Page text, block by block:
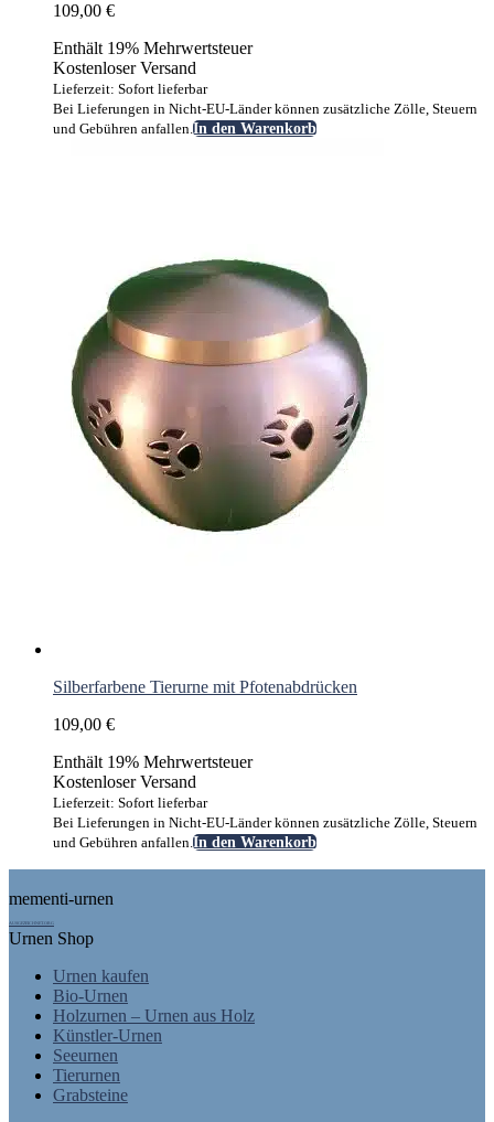
109,00 €
Enthält 19% Mehrwertsteuer
Kostenloser Versand
Lieferzeit: Sofort lieferbar
Bei Lieferungen in Nicht-EU-Länder können zusätzliche Zölle, Steuern
und Gebühren anfallen.In den Warenkorb
Silberfarbene Tierurne mit Pfotenabdrücken
109,00 €
Enthält 19% Mehrwertsteuer
Kostenloser Versand
Lieferzeit: Sofort lieferbar
Bei Lieferungen in Nicht-EU-Länder können zusätzliche Zölle, Steuern
und Gebühren anfallen.In den Warenkorb
mementi-urnen
AUSGEZEICHNET.ORG
Urnen Shop
Urnen kaufen
Bio-Urnen
Holzurnen – Urnen aus Holz
Künstler-Urnen
Seeurnen
Tierurnen
Grabsteine